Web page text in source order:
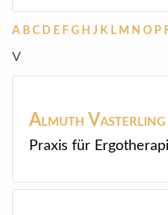
A B C D E F G H J K L M N O P
V
Almuth Vasterling
Praxis für